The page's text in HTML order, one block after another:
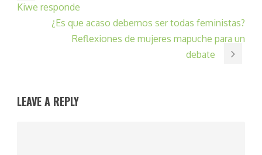
Kiwe responde
¿Es que acaso debemos ser todas feministas?
Reflexiones de mujeres mapuche para un
debate
LEAVE A REPLY